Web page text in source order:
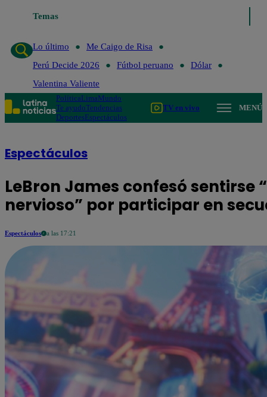
Temas
Lo último
Me Caigo de Risa
Perú Decide 2026
Fútbol peruano
Dólar
Valentina Valiente
PolíticaLimaMundo
Te ayudoTendencias
DeportesEspectáculos
TV en vivo MENÚ
Espectáculos
LeBron James confesó
nervioso” por participar en
Espectáculos a las 17:21